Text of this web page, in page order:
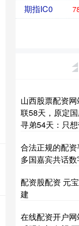
期指IC0
山西股票配资网
联58天，原定
寻弟54天：只
合法正规的配
多国嘉宾共话
配资股配资 元
建
在线配资开户